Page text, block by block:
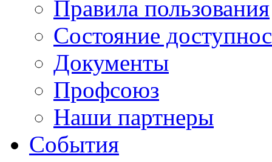
Правила пользования
Состояние
Документы
Профсоюз
Наши партнеры
События